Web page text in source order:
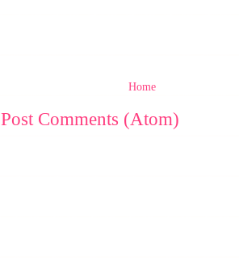
Home
Post Comments (Atom)